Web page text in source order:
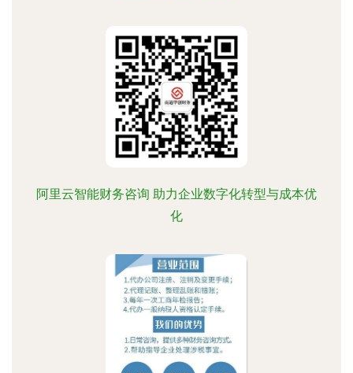
阿里云智能财务咨询 助力企业数字化转型与成本优
化